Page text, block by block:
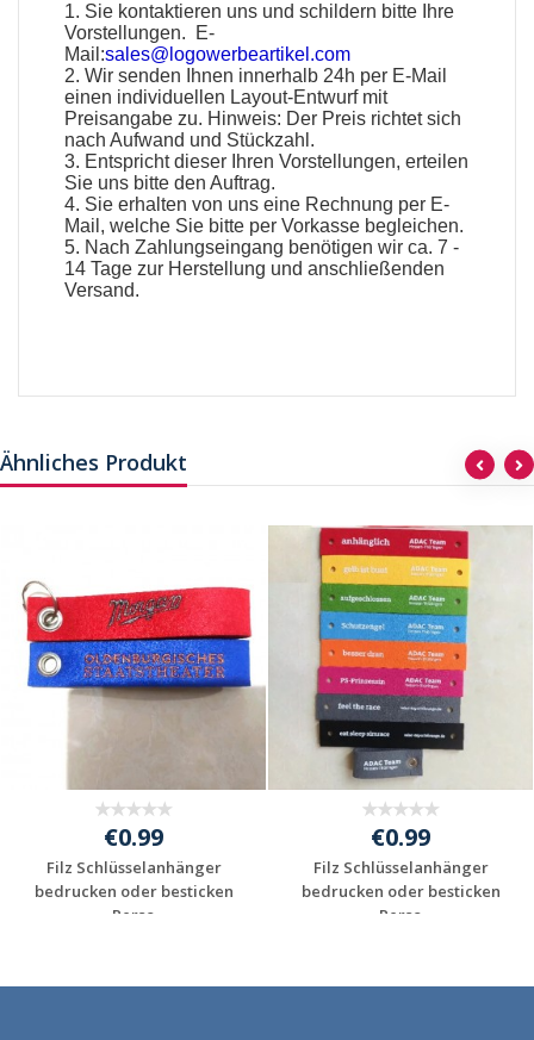
1. Sie kontaktieren uns und schildern bitte Ihre
Vorstellungen. E-
Mail:sales@logowerbeartikel.com
2. Wir senden Ihnen innerhalb 24h per E-Mail
einen individuellen Layout-Entwurf mit
Preisangabe zu. Hinweis: Der Preis richtet sich
nach Aufwand und Stückzahl.
3. Entspricht dieser Ihren Vorstellungen, erteilen
Sie uns bitte den Auftrag.
4. Sie erhalten von uns eine Rechnung per E-
Mail, welche Sie bitte per Vorkasse begleichen.
5. Nach Zahlungseingang benötigen wir ca. 7 -
14 Tage zur Herstellung und anschließenden
Versand.
Ähnliches Produkt
€0.99
Filz Schlüsselanhänger
bedrucken oder besticken
- Perso...
€0.99
Filz Schlüsselanhänger
bedrucken oder besticken
- Perso...